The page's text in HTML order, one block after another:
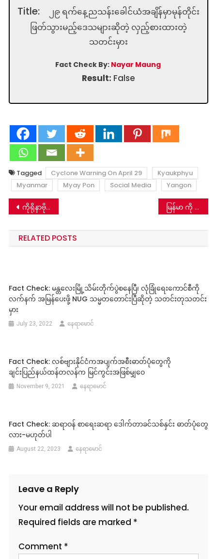
Title:
၂၉ ရက်နေ့ညသန်းခေါင်ယံအချိန်မှာမုန်တိုင်း
ဖြတ်သွားမည့်ဒေသများဆိုတဲ့ လှည့်စားထားတဲ့
သတင်းမှား
Fact Check By: Nayar Maung
Result: False
Tagged Cyclone Warning On April 29
Kyaukphyu
Myanmar
Myay Pon Social Media Yangon
Post
navigation
ကိုရိုနာဗိုင်းရပ်စ်ဟာ ဝူဟန်ဓာတ်ခွဲခန်းကလုပ်တာလို့ နိုဗယ်ဆုရ ဂျပန်ဇီဝကမ္မ ဗေဒပါမောက္ခ Tasuku Honjoကပြောတယ်ဆိုတဲ့ သတင်းတု မြန်မာ ကို ၃ ရက်ထဲနဲ့ အပြီးသိမ်းနိုင်ကြောင်း ထိုင်းဝန်ကြီးချုပ်ပြောကြားဆိုတဲ့ သတင်းတု
RELATED POSTS
Fact Check: မန္တလေးမြို့သိမ်းတိုက်ပွဲစနေပြီ၊ လုံခြုံရေးကောင်စီကို
လက်နက် အမြန်ပေးဖို့ NUG သမ္မတတောင်းပြီဆိုတဲ့ သတင်းတုသတင်း
မှား
July 23, 2022 နေရာမောင်
Fact Check: လစ်ဗျားနိုင်ငံကအပျက်အစီးဓာတ်ပုံတွေကို
ချင်းပြည်နယ်ထန်တလန်က မြင်ကွင်းအဖြစ်မျှဝေ
November 9, 2021 နေရာမောင်
Fact Check: ဆရာဝန် စာရေးဆရာ ဒေါက်တာခင်သစ်နှင်း ဓာတ်ပုံတွေ
လား-မဟုတ်ပါ
August 22, 2023 နေရာမောင်
Leave a Reply
Your email address will not be published.
Required fields are marked *
Comment *